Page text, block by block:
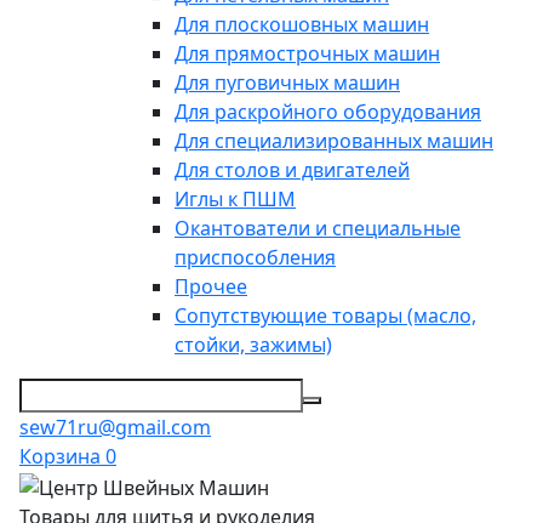
Для плоскошовных машин
Для прямострочных машин
Для пуговичных машин
Для раскройного оборудования
Для специализированных машин
Для столов и двигателей
Иглы к ПШМ
Окантователи и специальные
приспособления
Прочее
Сопутствующие товары (масло,
стойки, зажимы)
sew71ru@gmail.com
Корзина 0
Товары для шитья и рукоделия